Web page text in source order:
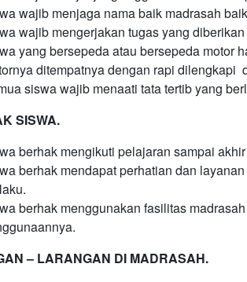
wajib menjaga nama baik madrasah
wajib mengerjakan tugas yang
yang bersepeda atau bersepeda motor
ditempatnya dengan rapi dilengkapi
siswa wajib menaati tata tertib yang
SISWA.
berhak mengikuti pelajaran sampai
berhak mendapat perhatian dan
berhak menggunakan fasilitas
– LARANGAN DI MADRASAH.